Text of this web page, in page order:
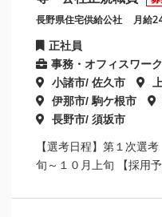
長野県住宅供給公社 月給
正社員
事務・オフィスワーク
小諸市/ 佐久市
伊那市/ 駒ケ根市
長野市/ 須坂市
【選考日程】第１次
旬～１０月上旬 【採用